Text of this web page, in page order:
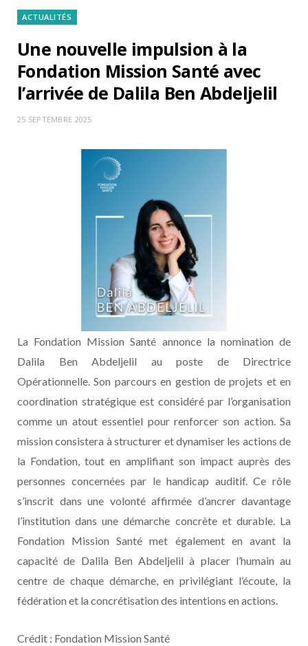
ACTUALITÉS
Une nouvelle impulsion à la
Fondation Mission Santé avec
l’arrivée de Dalila Ben Abdeljelil
25 SEPTEMBRE 2025
La Fondation Mission Santé annonce la nomination de
Dalila Ben Abdeljelil au poste de Directrice
Opérationnelle. Son parcours en gestion de projets et en
coordination stratégique est considéré par l’organisation
comme un atout essentiel pour renforcer son action. Sa
mission consistera à structurer et dynamiser les actions de
la Fondation, tout en amplifiant son impact auprès des
personnes concernées par le handicap auditif. Ce rôle
s’inscrit dans une volonté affirmée d’ancrer davantage
l’institution dans une démarche concrète et durable. La
Fondation Mission Santé met également en avant la
capacité de Dalila Ben Abdeljelil à placer l’humain au
centre de chaque démarche, en privilégiant l’écoute, la
fédération et la concrétisation des intentions en actions.
Crédit : Fondation Mission Santé